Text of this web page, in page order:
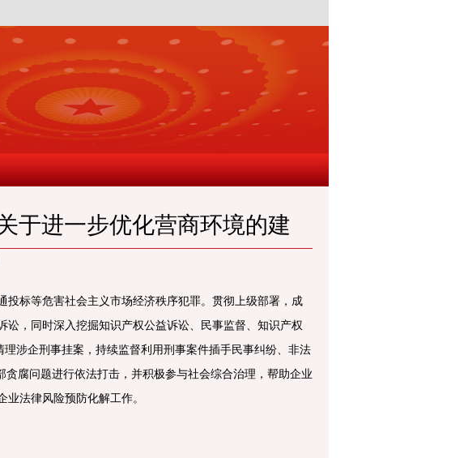
于进一步优化营商环境的建
投标等危害社会主义市场经济秩序犯罪。贯彻上级部署，成
，同时深入挖掘知识产权公益诉讼、民事监督、知识产权
涉企刑事挂案，持续监督利用刑事案件插手民事纠纷、非法
腐问题进行依法打击，并积极参与社会综合治理，帮助企业
法律风险预防化解工作。